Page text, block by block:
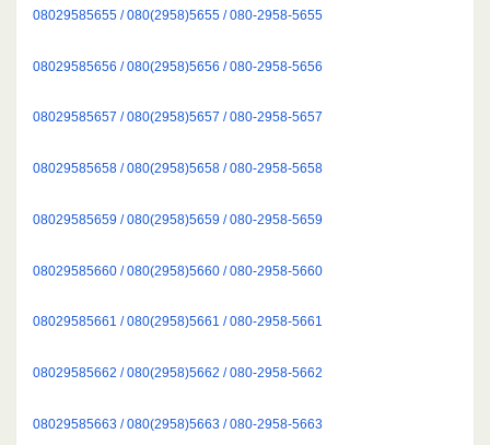
08029585655 / 080(2958)5655 / 080-2958-5655
08029585656 / 080(2958)5656 / 080-2958-5656
08029585657 / 080(2958)5657 / 080-2958-5657
08029585658 / 080(2958)5658 / 080-2958-5658
08029585659 / 080(2958)5659 / 080-2958-5659
08029585660 / 080(2958)5660 / 080-2958-5660
08029585661 / 080(2958)5661 / 080-2958-5661
08029585662 / 080(2958)5662 / 080-2958-5662
08029585663 / 080(2958)5663 / 080-2958-5663